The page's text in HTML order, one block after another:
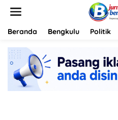
Beranda Bengkulu Politik